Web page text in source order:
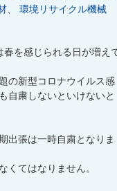
環境リサイクル機械
を感じられる日が増え
の新型コロナウイルス感
自粛しないといけないと
出張は一時自粛となりま
くてはなりません。